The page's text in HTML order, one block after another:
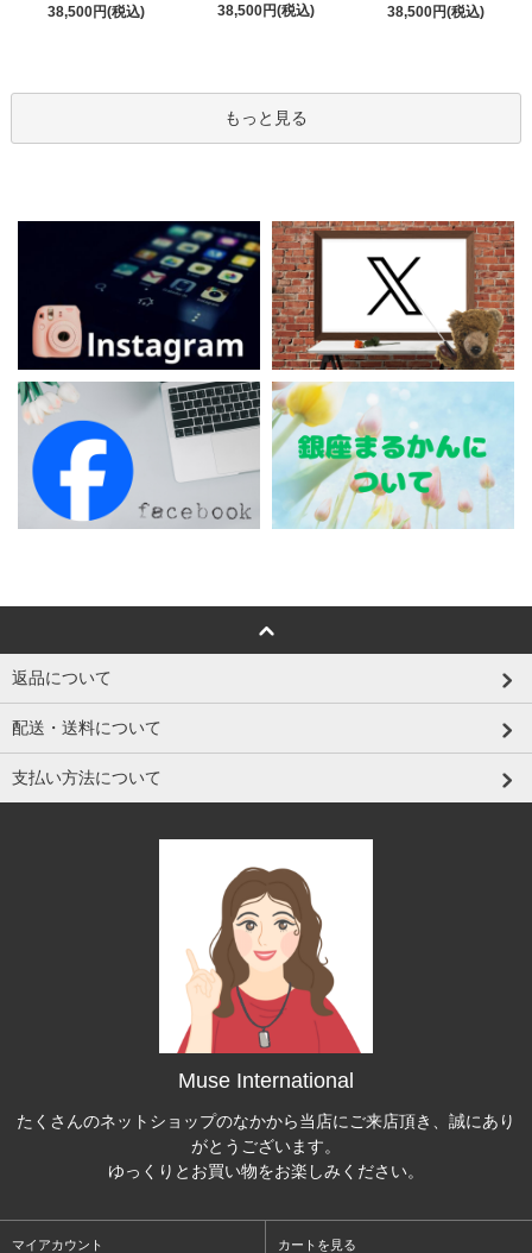
38,500円(税込)
38,500円(税込)
38,500円(税込)
もっと見る
返品について
配送・送料について
支払い方法について
Muse International
たくさんのネットショップのなかから当店にご来店頂き、誠にあり
がとうございます。
ゆっくりとお買い物をお楽しみください。
マイアカウント カートを見る